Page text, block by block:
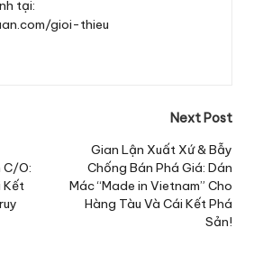
tại:
gioi-thieu
C/O:
Kết
Next Post
Gian Lận Xuất Xứ & Bẫy
Chống Bán Phá Giá: Dán
Mác “Made in Vietnam” Cho
Hàng Tàu Và Cái Kết Phá
Sản!